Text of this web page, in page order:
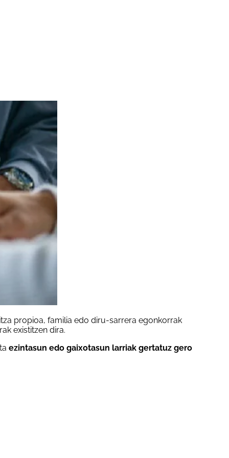
propioa, familia edo diru-sarrera egonkorrak
existitzen dira.
ezintasun edo gaixotasun larriak gertatuz gero